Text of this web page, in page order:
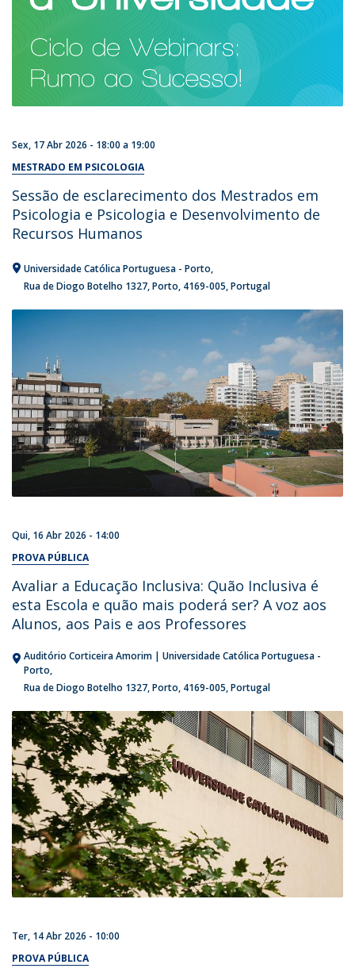
Sex, 17 Abr 2026 - 18:00 a 19:00
MESTRADO EM PSICOLOGIA
Sessão de esclarecimento dos Mestrados em
Psicologia e Psicologia e Desenvolvimento de
Recursos Humanos
Universidade Católica Portuguesa - Porto
Rua de Diogo Botelho 1327 Porto 4169-005 Portugal
Qui, 16 Abr 2026 - 14:00
PROVA PÚBLICA
Avaliar a Educação Inclusiva: Quão Inclusiva é
esta Escola e quão mais poderá ser? A voz aos
Alunos, aos Pais e aos Professores
Auditório Corticeira Amorim | Universidade Católica Portuguesa -
Porto
Rua de Diogo Botelho 1327 Porto 4169-005 Portugal
Ter, 14 Abr 2026 - 10:00
PROVA PÚBLICA